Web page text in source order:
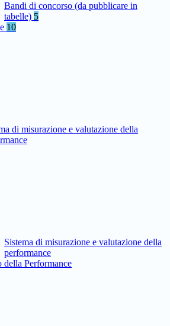
Bandi di concorso (da pubblicare in
tabelle) 5
10
di misurazione e valutazione della
Sistema di misurazione e valutazione della
performance
della Performance